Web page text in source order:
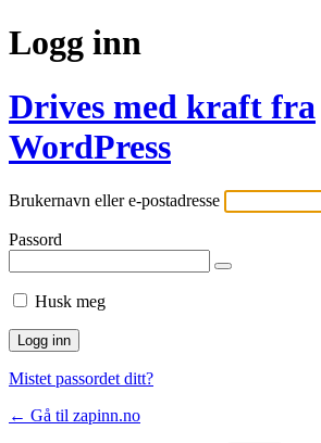
Logg inn
Drives med kraft fra
WordPress
Brukernavn eller e-postadresse
Passord
Husk meg
Mistet passordet ditt?
← Gå til zapinn.no